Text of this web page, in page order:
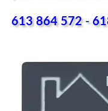
613 864 572-